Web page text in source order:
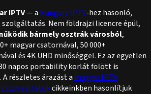
IPTV— a Hungary IPTV-hez hasonló,
Nem földrajzi licencre épül,
bármely osztrák városból,
magyar csatornával, 50 000+
és 4K UHD minőséggel. Ez az egyetlen
napos portability korlát fölött is
részletes árazást a magyar IPTV
szolgáltatókcikkeinkben hasonlítjuk